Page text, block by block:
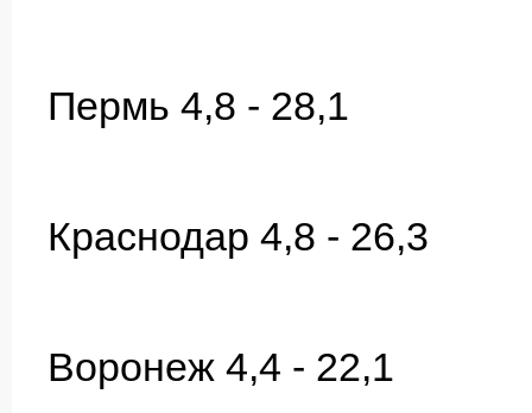
Пермь 4,8 - 28,1
Краснодар 4,8 - 26,3
Воронеж 4,4 - 22,1